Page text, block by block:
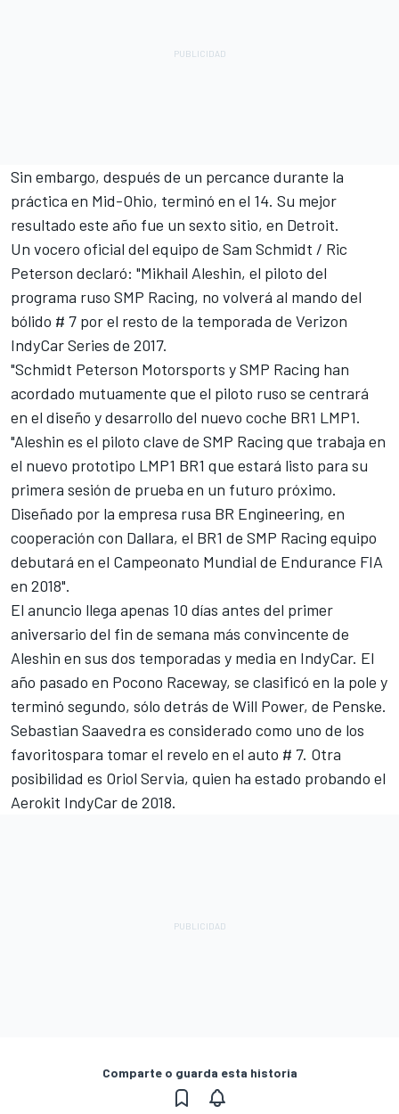
Sin embargo, después de un percance durante la
práctica en Mid-Ohio, terminó en el 14. Su mejor
resultado este año fue un sexto sitio, en Detroit.
Un vocero oficial del equipo de Sam Schmidt / Ric
Peterson declaró: "Mikhail Aleshin, el piloto del
programa ruso SMP Racing, no volverá al mando del
bólido # 7 por el resto de la temporada de Verizon
IndyCar Series de 2017.
"Schmidt Peterson Motorsports y SMP Racing han
acordado mutuamente que el piloto ruso se centrará
en el diseño y desarrollo del nuevo coche BR1 LMP1.
"Aleshin es el piloto clave de SMP Racing que trabaja en
el nuevo prototipo LMP1 BR1 que estará listo para su
primera sesión de prueba en un futuro próximo.
Diseñado por la empresa rusa BR Engineering, en
cooperación con Dallara, el BR1 de SMP Racing equipo
debutará en el Campeonato Mundial de Endurance FIA
en 2018".
El anuncio llega apenas 10 días antes del primer
aniversario del fin de semana más convincente de
Aleshin en sus dos temporadas y media en IndyCar. El
año pasado en Pocono Raceway, se clasificó en la pole y
terminó segundo, sólo detrás de Will Power, de Penske.
Sebastian Saavedra es considerado como uno de los
favoritospara tomar el revelo en el auto # 7. Otra
posibilidad es Oriol Servia, quien ha estado probando el
Aerokit IndyCar de 2018.
Comparte o guarda esta historia